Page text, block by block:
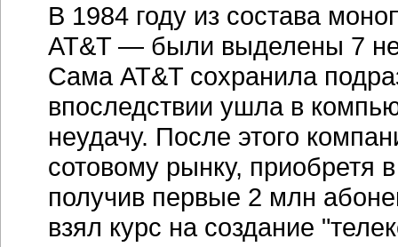
В 1984 году из состава
AT&T — были выделены 7
Сама AT&T сохранила
впоследствии ушла в
неудачу. После этого
сотовому рынку, приобретя
получив первые 2 млн
взял курс на создание